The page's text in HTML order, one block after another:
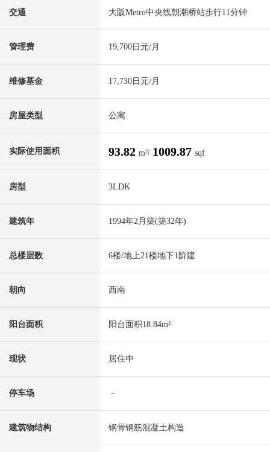
交通 大阪Metro中央线朝潮桥站步行11分钟
管理费 19,700日元/月
维修基金 17,730日元/月
房屋类型 公寓
实际使用面积 93.82 m²/ 1009.87 sqf
房型 3LDK
建筑年 1994年2月築(築32年)
总楼层数 6楼/地上21楼地下1阶建
朝向 西南
阳台面积 阳台面积18.84m²
现状 居住中
停车场 －
建筑物结构 钢骨钢筋混凝土构造